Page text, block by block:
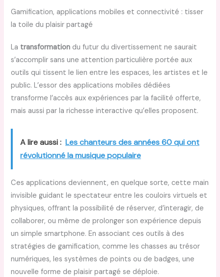
Gamification, applications mobiles et connectivité : tisser
la toile du plaisir partagé
La transformation du futur du divertissement ne saurait
s’accomplir sans une attention particulière portée aux
outils qui tissent le lien entre les espaces, les artistes et le
public. L’essor des applications mobiles dédiées
transforme l’accès aux expériences par la facilité offerte,
mais aussi par la richesse interactive qu’elles proposent.
A lire aussi : Les chanteurs des années 60 qui ont
révolutionné la musique populaire
Ces applications deviennent, en quelque sorte, cette main
invisible guidant le spectateur entre les couloirs virtuels et
physiques, offrant la possibilité de réserver, d’interagir, de
collaborer, ou même de prolonger son expérience depuis
un simple smartphone. En associant ces outils à des
stratégies de gamification, comme les chasses au trésor
numériques, les systèmes de points ou de badges, une
nouvelle forme de plaisir partagé se déploie.